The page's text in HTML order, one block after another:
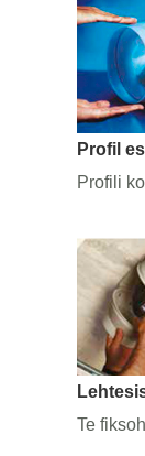
Profil
Profili
Te